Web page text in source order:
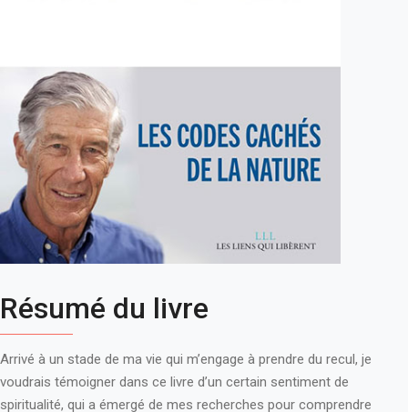
Résumé du livre
Arrivé à un stade de ma vie qui m’engage à prendre du recul, je
voudrais témoigner dans ce livre d’un certain sentiment de
spiritualité, qui a émergé de mes recherches pour comprendre